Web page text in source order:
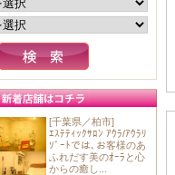
[千葉県／柏市]
ｴｽﾃﾃｨｯｸｻﾛﾝ ｱｳﾗ/ｱｳﾗﾘ
ｿﾞｰﾄでは､お客様のあ
ふれだす美のｵｰﾗと心
からの癒し...